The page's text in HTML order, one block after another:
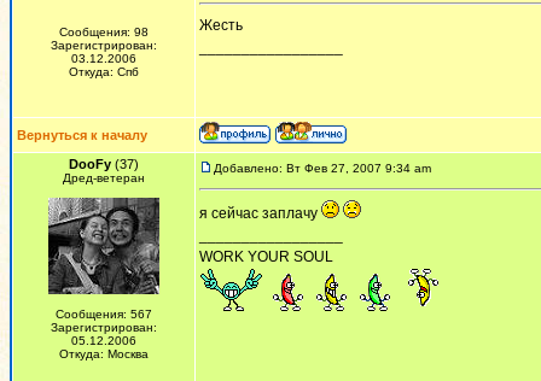
Сообщения: 98
Зарегистрирован:
03.12.2006
Откуда: Спб
Жесть
Вернуться к началу
DooFy (37)
Дред-ветеран
Сообщения: 567
Зарегистрирован:
05.12.2006
Откуда: Москва
Добавлено: Вт Фев 27, 2007 9:34 am
я сейчас заплачу
WORK YOUR SOUL